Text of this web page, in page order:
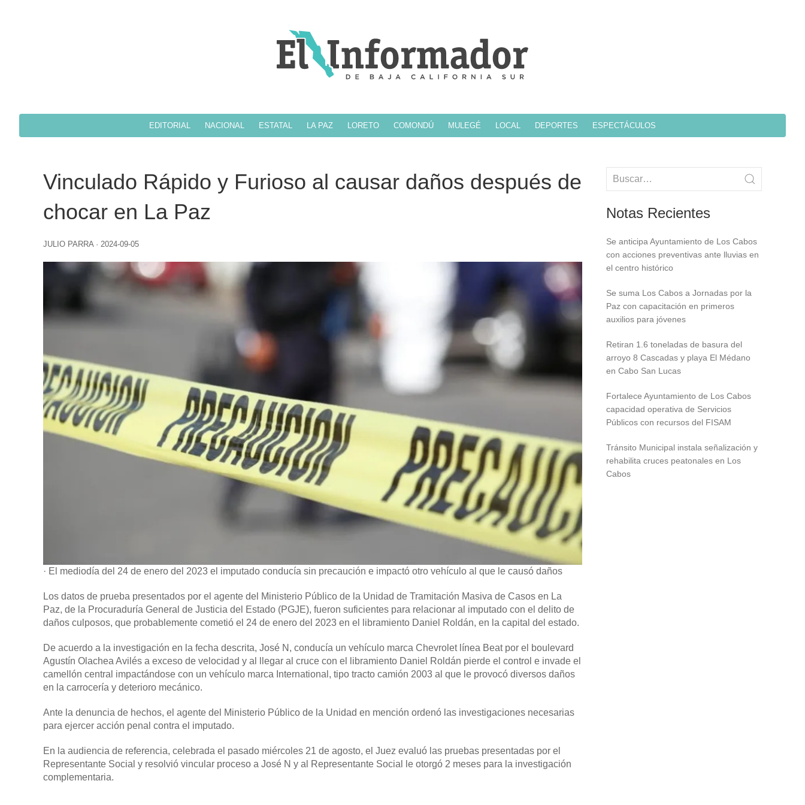
EDITORIAL NACIONAL ESTATAL LA PAZ LORETO COMONDÚ MULEGÉ LOCAL DEPORTES ESPECTÁCULOS
Vinculado Rápido y Furioso al causar daños después de
chocar en La Paz
JULIO PARRA · 2024-09-05
· El mediodía del 24 de enero del 2023 el imputado conducía sin precaución e impactó otro vehículo al que le causó daños
Los datos de prueba presentados por el agente del Ministerio Público de la Unidad de Tramitación Masiva de Casos en La
Paz, de la Procuraduría General de Justicia del Estado (PGJE), fueron suficientes para relacionar al imputado con el delito de
daños culposos, que probablemente cometió el 24 de enero del 2023 en el libramiento Daniel Roldán, en la capital del estado.
De acuerdo a la investigación en la fecha descrita, José N, conducía un vehículo marca Chevrolet línea Beat por el boulevard
Agustín Olachea Avilés a exceso de velocidad y al llegar al cruce con el libramiento Daniel Roldán pierde el control e invade el
camellón central impactándose con un vehículo marca International, tipo tracto camión 2003 al que le provocó diversos daños
en la carrocería y deterioro mecánico.
Ante la denuncia de hechos, el agente del Ministerio Público de la Unidad en mención ordenó las investigaciones necesarias
para ejercer acción penal contra el imputado.
En la audiencia de referencia, celebrada el pasado miércoles 21 de agosto, el Juez evaluó las pruebas presentadas por el
Representante Social y resolvió vincular proceso a José N y al Representante Social le otorgó 2 meses para la investigación
complementaria.
Notas Recientes
Se anticipa Ayuntamiento de Los Cabos
con acciones preventivas ante lluvias en
el centro histórico
Se suma Los Cabos a Jornadas por la
Paz con capacitación en primeros
auxilios para jóvenes
Retiran 1.6 toneladas de basura del
arroyo 8 Cascadas y playa El Médano
en Cabo San Lucas
Fortalece Ayuntamiento de Los Cabos
capacidad operativa de Servicios
Públicos con recursos del FISAM
Tránsito Municipal instala señalización y
rehabilita cruces peatonales en Los
Cabos